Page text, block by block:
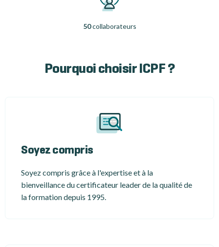
50collaborateurs
Pourquoi choisir ICPF ?
Soyez compris
Soyez compris grâce à l'expertise et à la
bienveillance du certificateur leader de la qualité de
la formation depuis 1995.